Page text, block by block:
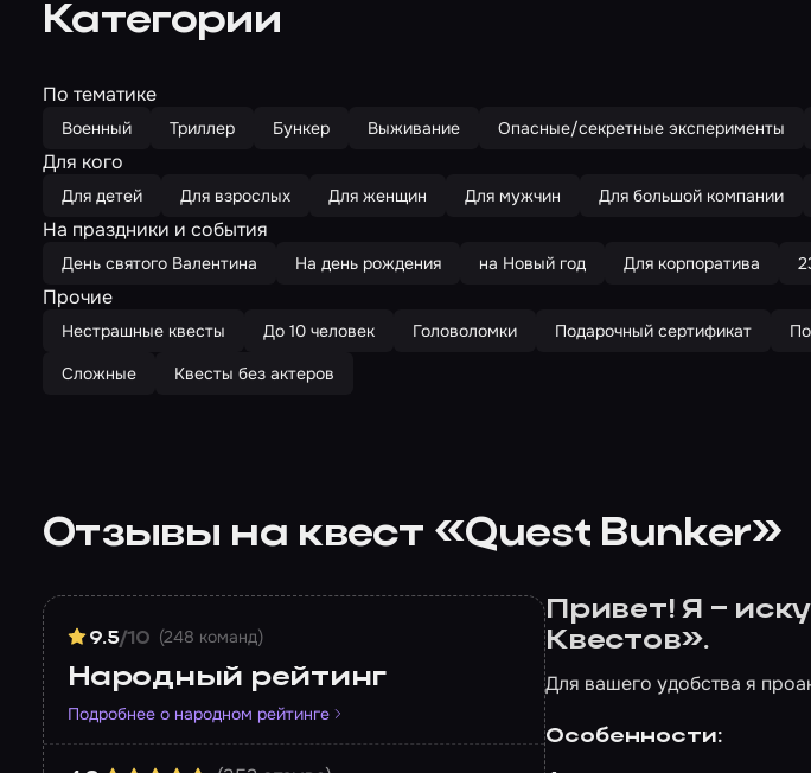
Категории
По тематике
Военный Триллер Бункер Выживание Опасные/секретные эксперименты
Для кого
Для детей Для взрослых Для женщин Для мужчин Для большой компании
На праздники и события
День святого Валентина На день рождения на Новый год Для корпоратива
Прочие
Нестрашные квесты До 10 человек Головоломки Подарочный сертификат
Сложные
Квесты без актеров
Отзывы на квест «Quest Bunker»
9.5/10 (248 команд)
Народный рейтинг
Подробнее о народном рейтинге
Привет! Я –
Квестов».
Для вашего удобства я
Особенности: